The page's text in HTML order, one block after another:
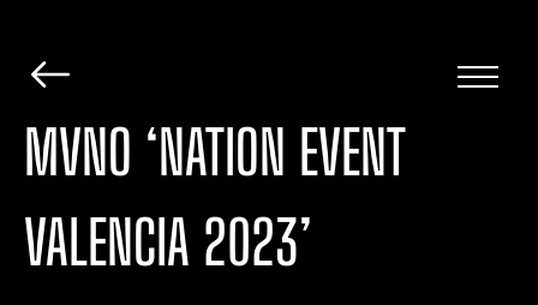
MVNO ‘NATION EVENT
VALENCIA 2023’